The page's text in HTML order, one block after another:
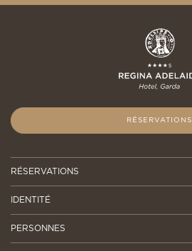
RÉSERVATIONS
RÉSERVATIONS
IDENTITÉ
PERSONNES